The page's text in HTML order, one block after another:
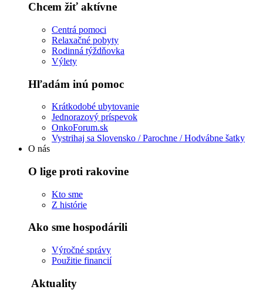
Chcem žiť aktívne
Centrá pomoci
Relaxačné pobyty
Rodinná týždňovka
Výlety
Hľadám inú pomoc
Krátkodobé ubytovanie
Jednorazový príspevok
OnkoForum.sk
Vystrihaj sa Slovensko / Parochne / Hodvábne šatky
O nás
O lige proti rakovine
Kto sme
Z histórie
Ako sme hospodárili
Výročné správy
Použitie financií
Aktuality